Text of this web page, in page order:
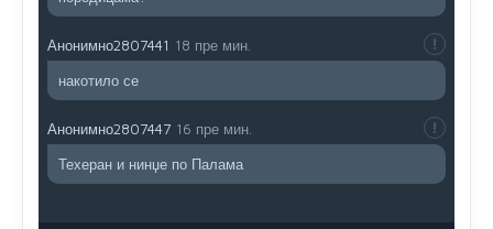
Анонимно2807441 18 пре мин.
накотило се
Анонимно2807447 16 пре мин.
Техеран и нинџе по Палама